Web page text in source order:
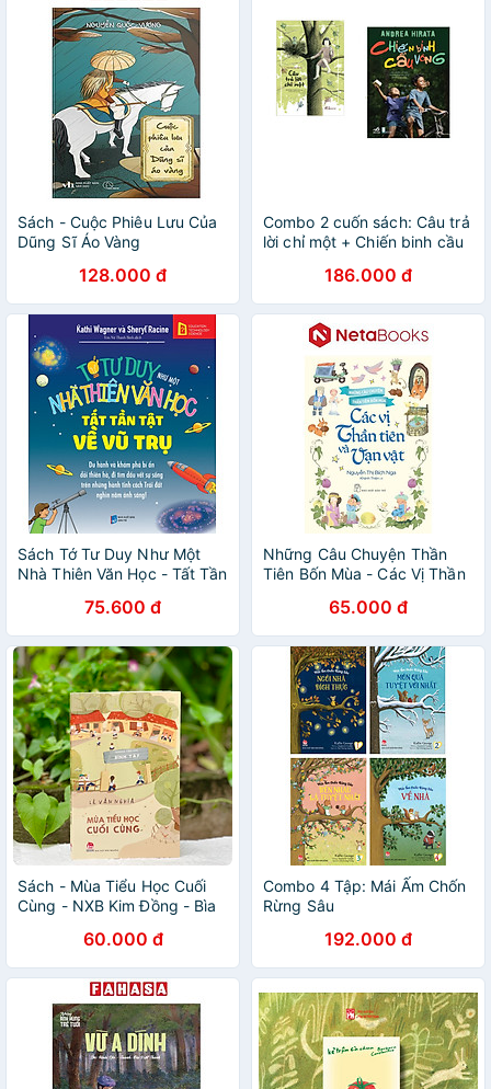
Sách - Cuộc Phiêu Lưu Của
Dũng Sĩ Áo Vàng
128.000 đ
Combo 2 cuốn sách: Câu trả
lời chỉ một + Chiến binh cầu
186.000 đ
Sách Tớ Tư Duy Như Một
Nhà Thiên Văn Học - Tất Tần
75.600 đ
Những Câu Chuyện Thần
Tiên Bốn Mùa - Các Vị Thần
65.000 đ
Sách - Mùa Tiểu Học Cuối
Cùng - NXB Kim Đồng - Bìa
60.000 đ
Combo 4 Tập: Mái Ấm Chốn
Rừng Sâu
192.000 đ